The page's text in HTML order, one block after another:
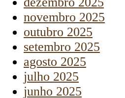
novembro 2025
outubro 2025
setembro 2025
agosto 2025
julho 2025
junho 2025